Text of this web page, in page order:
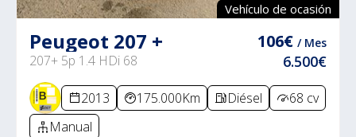
Vehículo de ocasión
Peugeot 207 +
207+ 5p 1.4 HDi 68
106€ / Mes
6.500€
2013 175.000Km Diésel
68 cv
Manual